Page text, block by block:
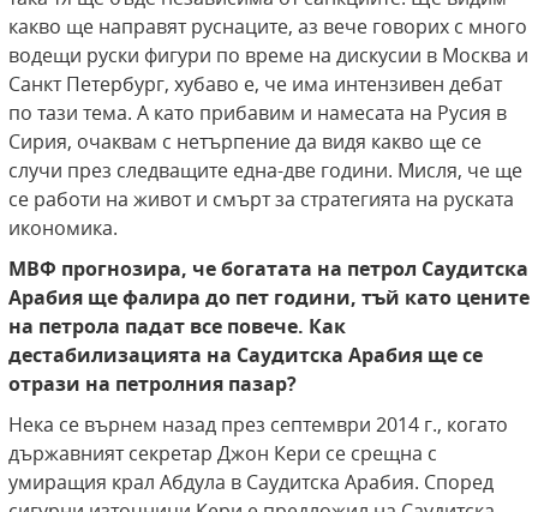
какво ще направят руснаците, аз вече говорих с много
водещи руски фигури по време на дискусии в Москва и
Санкт Петербург, хубаво е, че има интензивен дебат
по тази тема. А като прибавим и намесата на Русия в
Сирия, очаквам с нетърпение да видя какво ще се
случи през следващите една-две години. Мисля, че ще
се работи на живот и смърт за стратегията на руската
икономика.
МВФ прогнозира, че богатата на петрол Саудитска
Арабия ще фалира до пет години, тъй като цените
на петрола падат все повече. Как
дестабилизацията на Саудитска Арабия ще се
отрази на петролния пазар?
Нека се върнем назад през септември 2014 г., когато
държавният секретар Джон Кери се срещна с
умиращия крал Абдула в Саудитска Арабия. Според